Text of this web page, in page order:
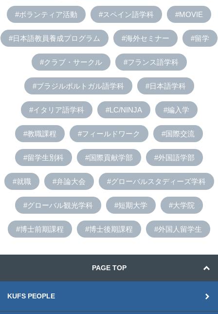
#ボランティア活動 #スペイン語学科 #MOVIE
#日本語教員養成プログラム #海外セミナー #留学
#クラブ・サークル #フランス語学科
#ブラジルポルトガル語学科 #日本語学科
#イタリア語学科 #LC/NINJA #編入学
#教職課程 #フィールドワーク #国際交流
#留学生別科 #国際貢献学部 #外国語学部
#就職 #弁論大会 #グローバルスタディーズ学科
#グローバル観光学科 #短期大学 #大学院
#博士前期課程 #博士後期課程 #外国人留学生
PAGE TOP
KUFS PEOPLE